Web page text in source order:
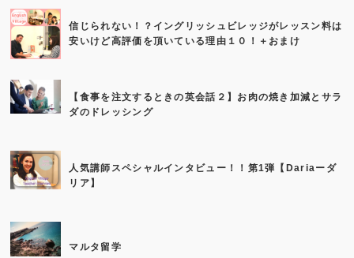
信じられない！？イングリッシュビレッジがレッスン料は
安いけど高評価を頂いている理由１０！＋おまけ
【食事を注文するときの英会話２】お肉の焼き加減とサラ
ダのドレッシング
人気講師スペシャルインタビュー！！第1弾【Dariaーダ
リア】
マルタ留学